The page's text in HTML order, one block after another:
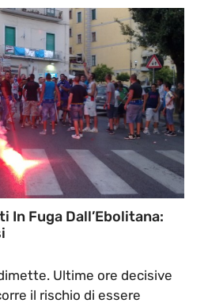
In Fuga Dall’Ebolitana:
Ultime ore decisive
il rischio di essere